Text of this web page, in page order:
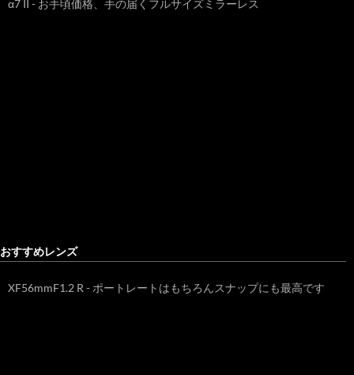
α7 II - お手頃価格、手の届くフルサイズミラーレス
おすすめレンズ
XF56mmF1.2 R - ポートレートはもちろんスナップにも最高です